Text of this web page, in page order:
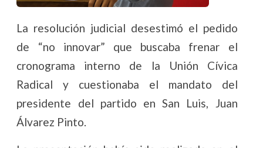
La resolución judicial desestimó el pedido
de “no innovar” que buscaba frenar el
cronograma interno de la Unión Cívica
Radical y cuestionaba el mandato del
presidente del partido en San Luis, Juan
Álvarez Pinto.